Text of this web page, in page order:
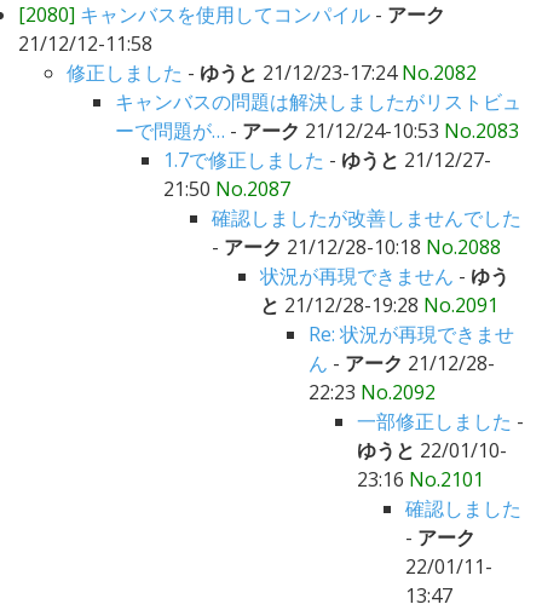
[2080] キャンバスを使用してコンパイル - アーク
21/12/12-11:58
修正しました - ゆうと 21/12/23-17:24No.2082
キャンバスの問題は解決しましたがリストビュ
ーで問題が… - アーク 21/12/24-10:53 No.2083
1.7で修正しました - ゆうと 21/12/27-
21:50 No.2087
確認しましたが改善しませんでした
- アーク 21/12/28-10:18 No.2088
状況が再現できません - ゆう
と 21/12/28-19:28 No.2091
Re: 状況が再現できませ
ん - アーク 21/12/28-
22:23 No.2092
一部修正しました -
ゆうと 22/01/10-
23:16 No.2101
確認しました
- アーク
22/01/11-
13:47